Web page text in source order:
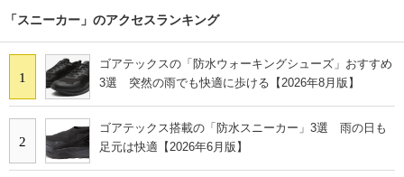
「スニーカー」のアクセスランキング
1
ゴアテックスの「防水ウォーキングシューズ」おすすめ
3選 突然の雨でも快適に歩ける【2026年8月版】
2
ゴアテックス搭載の「防水スニーカー」3選 雨の日も
足元は快適【2026年6月版】